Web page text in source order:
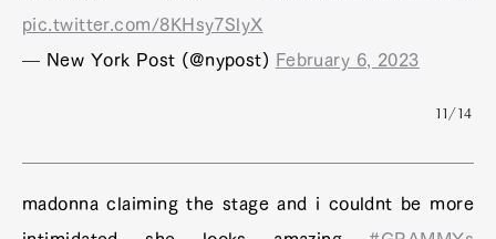
pic.twitter.com/8KHsy7SlyX
— New York Post (@nypost)
February 6, 2023
11/14
madonna claiming the stage and i couldnt be more